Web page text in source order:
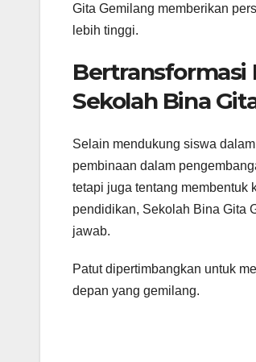
Gita Gemilang memberikan
lebih tinggi.
Bertransformasi
Sekolah Bina
Selain mendukung siswa
pembinaan dalam
tetapi juga tentang membentuk
pendidikan, Sekolah Bina Gita
jawab.
Patut dipertimbangkan untuk
depan yang gemilang.